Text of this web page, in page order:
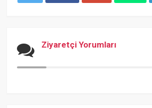
Ziyaretçi Yorumları